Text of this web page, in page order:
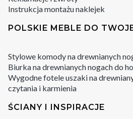
Instrukcja montażu naklejek
POLSKIE MEBLE DO
Stylowe komody na drewnianych
Biurka na drewnianych nogach do
Wygodne fotele uszaki na
czytania i karmienia
ŚCIANY I INSPIRACJE